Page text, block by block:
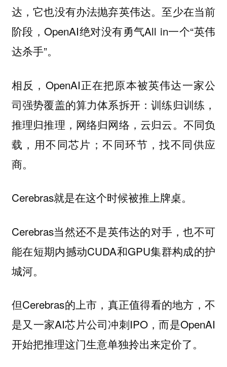
达，它也没有办法抛弃英伟达。至少在当前
阶段，OpenAI绝对没有勇气All in一个“英伟
达杀手”。
相反，OpenAI正在把原本被英伟达一家公
司强势覆盖的算力体系拆开：训练归训练，
推理归推理，网络归网络，云归云。不同负
载，用不同芯片；不同环节，找不同供应
商。
Cerebras就是在这个时候被推上牌桌。
Cerebras当然还不是英伟达的对手，也不可
能在短期内撼动CUDA和GPU集群构成的护
城河。
但Cerebras的上市，真正值得看的地方，不
是又一家AI芯片公司冲刺IPO，而是OpenAI
开始把推理这门生意单独拎出来定价了。